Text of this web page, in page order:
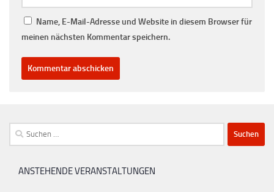
Name, E-Mail-Adresse und Website in diesem Browser für
meinen nächsten Kommentar speichern.
Suchen
nach:
ANSTEHENDE VERANSTALTUNGEN